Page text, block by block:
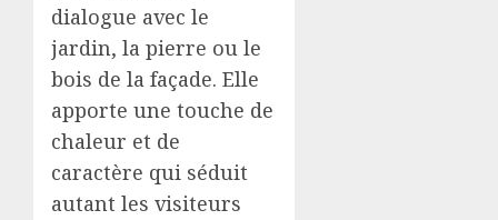
dialogue avec le
jardin, la pierre ou le
bois de la façade. Elle
apporte une touche de
chaleur et de
caractère qui séduit
autant les visiteurs